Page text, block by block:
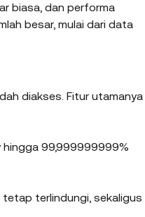
biasa, dan performa
besar, mulai dari data
diakses. Fitur utamanya
99,999999999%
terlindungi, sekaligus